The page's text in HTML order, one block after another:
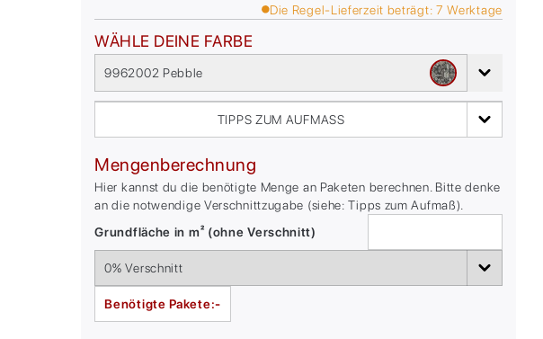
Die Regel-Lieferzeit beträgt: 7 Werktage
WÄHLE DEINE FARBE
9962002 Pebble
TIPPS ZUM AUFMASS
Mengenberechnung
Hier kannst du die benötigte Menge an Paketen berechnen. Bitte denke
an die notwendige Verschnittzugabe (siehe: Tipps zum Aufmaß).
Grundfläche in m² (ohne Verschnitt)
Benötigte Pakete:-